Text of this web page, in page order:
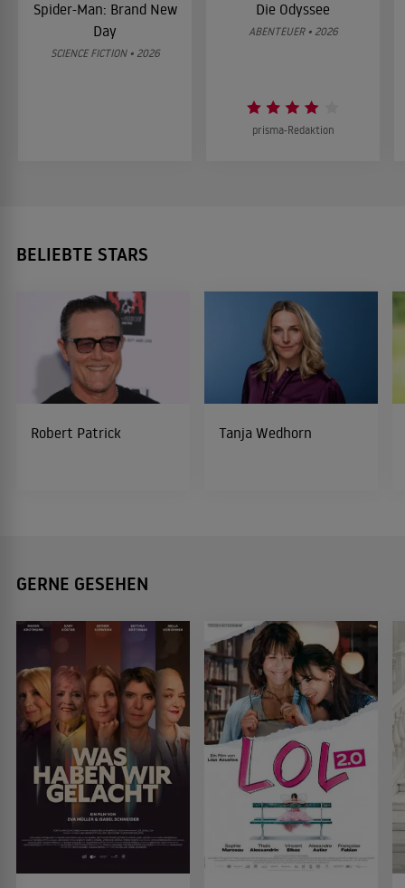
Spider-Man: Brand New
Day
SCIENCE FICTION • 2026
Die Odyssee
ABENTEUER • 2026
prisma-Redaktion
BELIEBTE STARS
Robert Patrick Tanja Wedhorn
GERNE GESEHEN